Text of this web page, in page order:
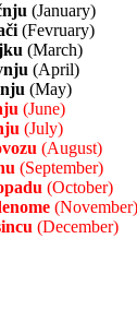
(January)
(Fevruary)
(March)
(April)
(May)
(June)
(July)
(August)
(September)
(October)
(November)
(December)